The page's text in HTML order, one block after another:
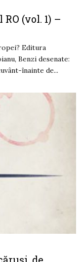
(vol. 1) –
Editura
Benzi desenate:
înainte de...